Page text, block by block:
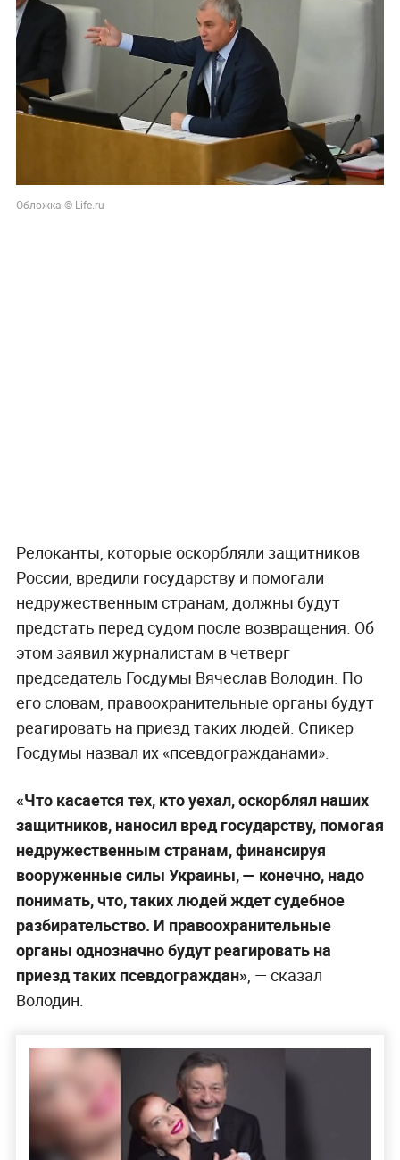
Обложка © Life.ru
Релоканты, которые оскорбляли защитников
России, вредили государству и помогали
недружественным странам, должны будут
предстать перед судом после возвращения. Об
этом заявил журналистам в четверг
председатель Госдумы Вячеслав Володин. По
его словам, правоохранительные органы будут
реагировать на приезд таких людей. Спикер
Госдумы назвал их «псевдогражданами».
«Что касается тех, кто уехал, оскорблял наших
защитников, наносил вред государству, помогая
недружественным странам, финансируя
вооруженные силы Украины, — конечно, надо
понимать, что, таких людей ждет судебное
разбирательство. И правоохранительные
органы однозначно будут реагировать на
приезд таких псевдограждан», — сказал
Володин.